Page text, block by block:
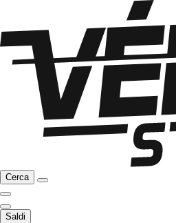
Cerca
Saldi